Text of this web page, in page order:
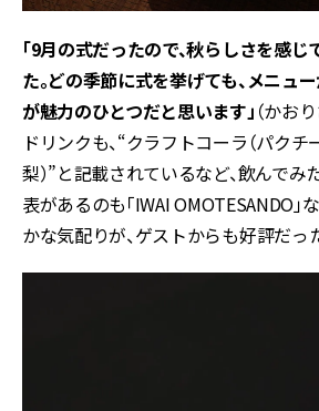
「9月の式だったので、秋らしさを感
た。どの季節に式を挙げても、メニュ
が魅力のひとつだと思います」 （かお
ドリンクも、“クラフトコーラ（パク
梨）”と記載されているなど、飲んでみ
表があるのも「IWAI OMOTESANDO」
かな気配りが、ゲストからも好評だっ